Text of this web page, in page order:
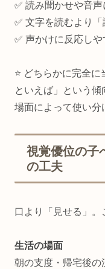
✅ 読み聞かせや音
✅ 文字を読むより
✅ 声かけに反応しや
⭐ どちらかに完全
といえば」という傾
場面によって使い分
視覚優位の
の工夫
口より「見せる」。
生活の場面
朝の支度・帰宅後の